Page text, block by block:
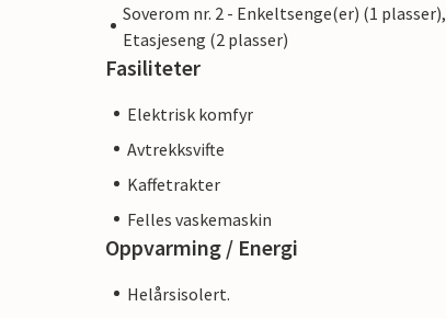
Soverom nr. 2 - Enkeltsenge(er) (1 plasser),
Etasjeseng (2 plasser)
Fasiliteter
Elektrisk komfyr
Avtrekksvifte
Kaffetrakter
Felles vaskemaskin
Oppvarming / Energi
Helårsisolert.